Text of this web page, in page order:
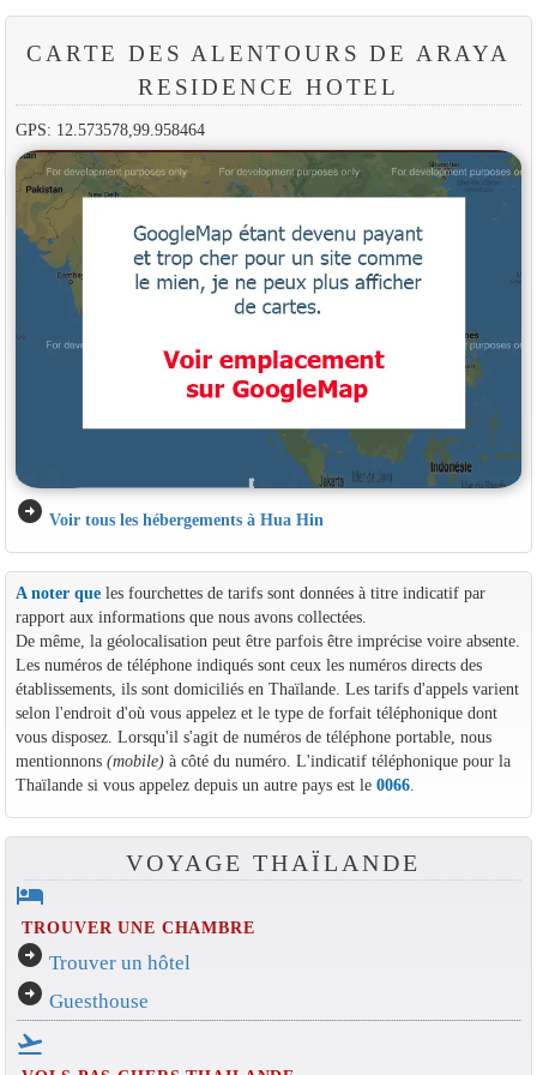
CARTE DES ALENTOURS DE ARAYA
RESIDENCE HOTEL
GPS: 12.573578,99.958464
arrow_circle_right Voir tous les hébergements à Hua Hin
A noter queles fourchettes de tarifs sont données à titre indicatif par
rapport aux informations que nous avons collectées.
De même, la géolocalisation peut être parfois être imprécise voire absente.
Les numéros de téléphone indiqués sont ceux les numéros directs des
établissements, ils sont domiciliés en Thaïlande. Les tarifs d'appels varient
selon l'endroit d'où vous appelez et le type de forfait téléphonique dont
vous disposez. Lorsqu'il s'agit de numéros de téléphone portable, nous
mentionnons (mobile)à côté du numéro. L'indicatif téléphonique pour la
Thaïlande si vous appelez depuis un autre pays est le 0066.
VOYAGE THAÏLANDE
hotel
TROUVER UNE CHAMBRE
arrow_circle_right Trouver un hôtel
arrow_circle_right Guesthouse
flight_takeoff